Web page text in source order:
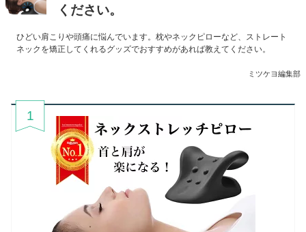
ください。
ひどい肩こりや頭痛に悩んでいます。枕やネックピローなど、ストレート
ネックを矯正してくれるグッズでおすすめがあれば教えてください。
ミツケヨ編集部
1